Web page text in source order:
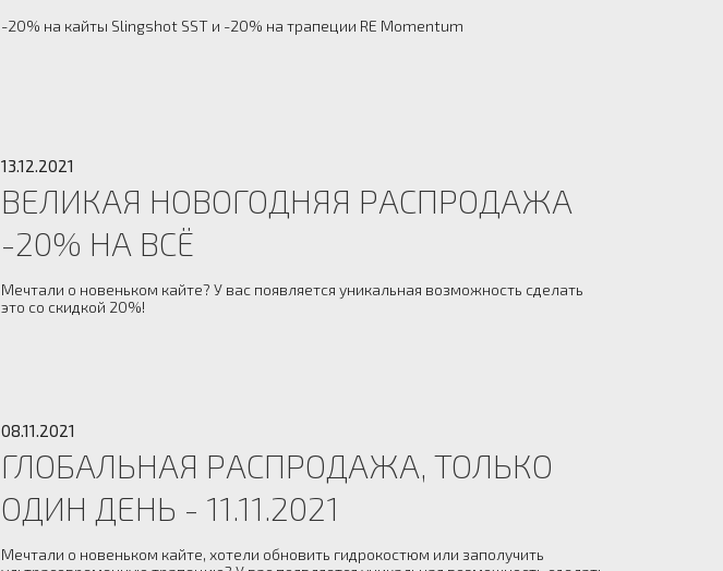
-20% на кайты Slingshot SST и -20% на трапеции RE Momentum
13.12.2021
ВЕЛИКАЯ НОВОГОДНЯЯ РАСПРОДАЖА
-20% НА ВСЁ
Мечтали о новеньком кайте? У вас появляется уникальная возможность сделать
это со скидкой 20%!
08.11.2021
ГЛОБАЛЬНАЯ РАСПРОДАЖА, ТОЛЬКО
ОДИН ДЕНЬ - 11.11.2021
Мечтали о новеньком кайте, хотели обновить гидрокостюм или заполучить